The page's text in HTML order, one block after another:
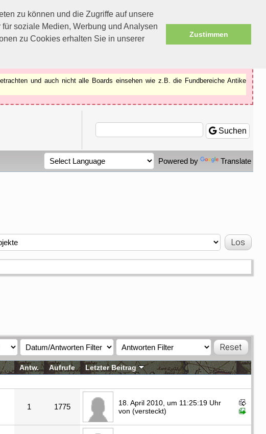
zu können und die Zugriffe auf unsere
soziale Medien, Werbung und Analysen
zu Cookies erhalten Sie in unserer
Zustimmen
und auch nicht alle Boards einsehen wie z.B. die Fundbereiche Antike
Suchen
Powered by Translate
Antw. Aufrufe Letzter Beitrag
1 1775
18. April 2010, um 11:25:19 Uhr
von (versteckt)